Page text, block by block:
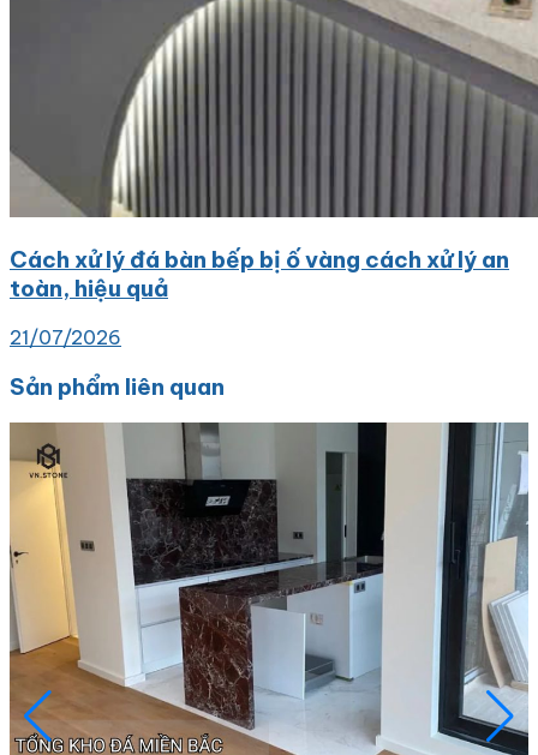
Cách xử lý đá bàn bếp bị ố vàng cách xử lý an
toàn, hiệu quả
21/07/2026
Sản phẩm liên quan